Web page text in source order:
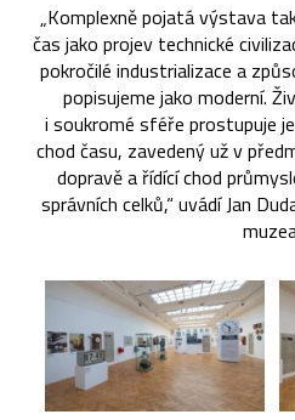
„Komplexně pojatá výstava
čas jako projev technické
pokročilé industrializace a
popisujeme jako moderní.
i soukromé sféře prostupuje
chod času, zavedený už v
dopravě a řídící chod
správních celků,“ uvádí Jan